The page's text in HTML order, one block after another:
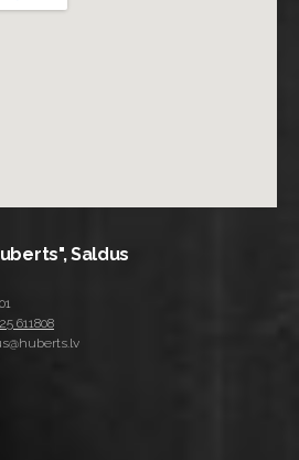
Saldus
611808